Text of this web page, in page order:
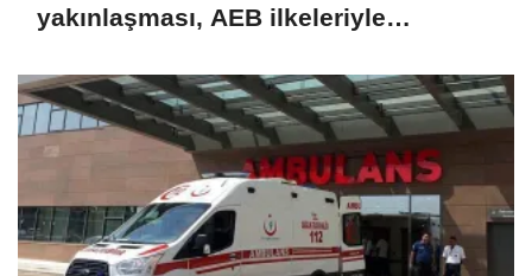
yakınlaşması, AEB ilkeleriyle